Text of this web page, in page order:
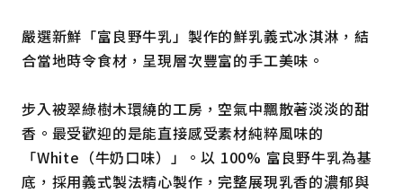
語言
嚴選新鮮「富良野牛乳」製作的鮮乳義式冰淇淋，結
合當地時令食材，呈現層次豐富的手工美味。
步入被翠綠樹木環繞的工房，空氣中飄散著淡淡的甜
香。最受歡迎的是能直接感受素材純粹風味的
「White（牛奶口味）」。以 100% 富良野牛乳為基
底，採用義式製法精心製作，完整展現乳香的濃郁與